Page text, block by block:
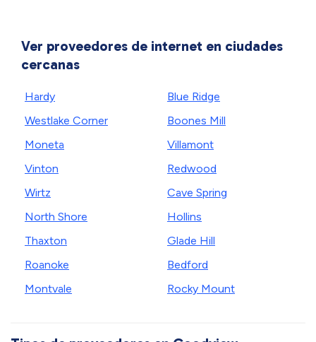
Ver proveedores de internet en ciudades
cercanas
Hardy
Westlake Corner
Moneta
Vinton
Wirtz
North Shore
Thaxton
Roanoke
Montvale
Blue Ridge
Boones Mill
Villamont
Redwood
Cave Spring
Hollins
Glade Hill
Bedford
Rocky Mount